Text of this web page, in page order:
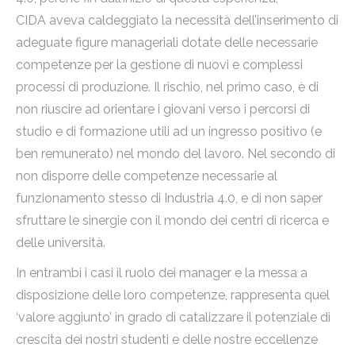
CIDA aveva caldeggiato la necessità dell’inserimento di
adeguate figure manageriali dotate delle necessarie
competenze per la gestione di nuovi e complessi
processi di produzione. Il rischio, nel primo caso, è di
non riuscire ad orientare i giovani verso i percorsi di
studio e di formazione utili ad un ingresso positivo (e
ben remunerato) nel mondo del lavoro. Nel secondo di
non disporre delle competenze necessarie al
funzionamento stesso di Industria 4.0, e di non saper
sfruttare le sinergie con il mondo dei centri di ricerca e
delle università.
In entrambi i casi il ruolo dei manager e la messa a
disposizione delle loro competenze, rappresenta quel
‘valore aggiunto’ in grado di catalizzare il potenziale di
crescita dei nostri studenti e delle nostre eccellenze